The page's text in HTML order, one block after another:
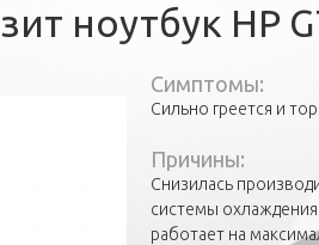
ноутбук HP
Симптомы:
Сильно греется и
Причины:
Снизилась
системы охлаждения
работает на